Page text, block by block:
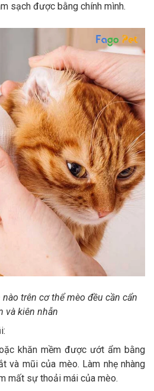
sạch được bằng chính mình.
trên cơ thể mèo đều cần cẩn
và kiên nhẫn
khăn mềm được ướt ẩm bằng
và mũi của mèo. Làm nhẹ nhàng
mất sự thoải mái của mèo.